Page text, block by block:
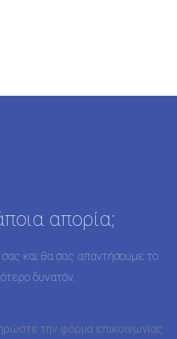
απορία;
και θα σας απαντήσουμε το
δυνατόν.
την φόρμα επικοινωνίας